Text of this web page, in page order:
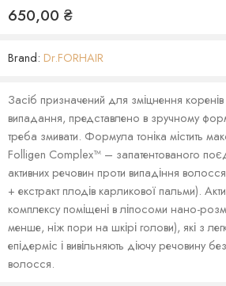
650,00 ₴
Brand: Dr.FORHAIR
Засіб призначений для зміцнення
випадання, представлено в зручному
треба змивати. Формула тоніка містить
Folligen Complex™ – запатентованого
активних речовин проти випадіння
+ екстракт плодів карликової пальми).
комплексу поміщені в ліпосоми нано-
менше, ніж пори на шкірі голови), які з
епідерміс і вивільняють діючу речовину
волосся.